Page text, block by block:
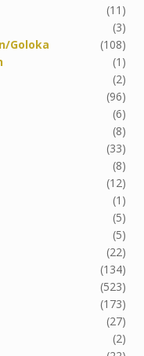
(11)
(3)
Goloka
(108)
(1)
(2)
(96)
(6)
(8)
(33)
(8)
(12)
(1)
(5)
(5)
(22)
(134)
(523)
(173)
(27)
(2)